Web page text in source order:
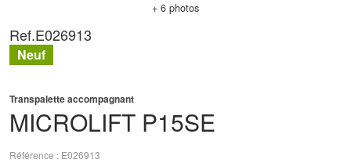
+ 6 photos
MICROLIFT P15SE
Transpalette accompagnant
Référence E026913
Ref.E026913
Neuf